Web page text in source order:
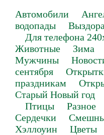
Автомобили
водопады
Для телефона
Животные
Зима
Мужчины
сентября
праздникам
Старый Новый год
Птицы
Разное
Сердечки
Хэллоуин
Цветы